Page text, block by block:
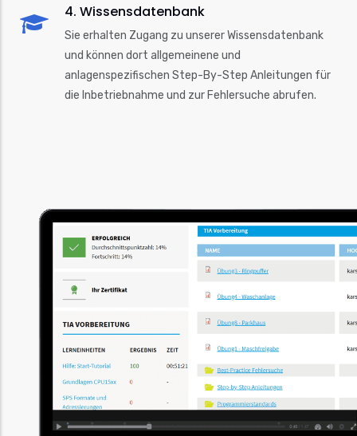
4. Wissensdatenbank
Sie erhalten Zugang zu unserer Wissensdatenbank
und können dort allgemeinene und
anlagenspezifischen Step-By-Step Anleitungen für
die Inbetriebnahme und zur Fehlersuche abrufen.